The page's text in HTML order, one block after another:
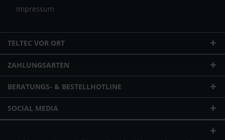
Impressum
TELTEC VOR ORT
ZAHLUNGSARTEN
BERATUNGS- & BESTELLHOTLINE
SOCIAL MEDIA